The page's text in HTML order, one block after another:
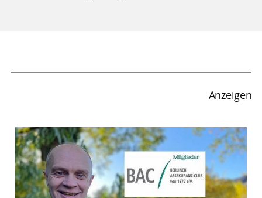
Anzeigen